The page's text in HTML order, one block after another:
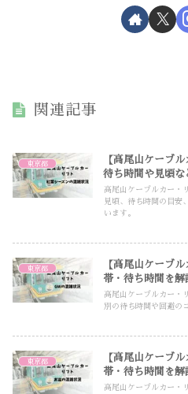
関連記事
東京都
【高尾山ケーブ
待ち時間や見頃な
高尾山ケーブルカー・
見頃、待ち時間の目安
います。
東京都
【高尾山ケーブ
帯・待ち時間を解
高尾山ケーブルカー・
別の待ち時間や回避の
東京都
【高尾山ケーブ
帯・待ち時間を解
高尾山ケーブルカー・